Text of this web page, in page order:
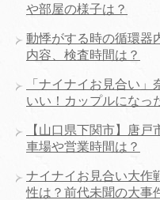
や部屋の様子は？
動悸がする時の循環器
内容、検査時間は？
「ナイナイお見合い
いい！カップルになっ
【山口県下関市】唐
車場や営業時間は？
ナイナイお見合い大作
性は？前代未聞の大事